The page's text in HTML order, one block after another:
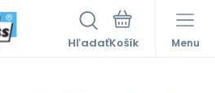
Hľadať Menu